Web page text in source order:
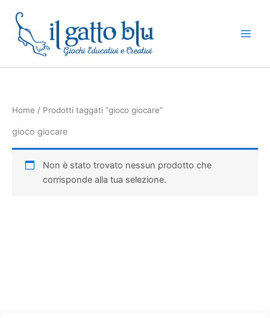
contenuto
Home / Prodotti taggati “gioco giocare”
gioco giocare
Non è stato trovato nessun prodotto che
corrisponde alla tua selezione.